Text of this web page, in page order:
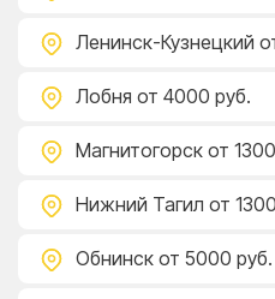
Ленинск-Кузнецкий
Лобня от 4000 руб.
Магнитогорск от
Нижний Тагил от
Обнинск от 5000 руб.